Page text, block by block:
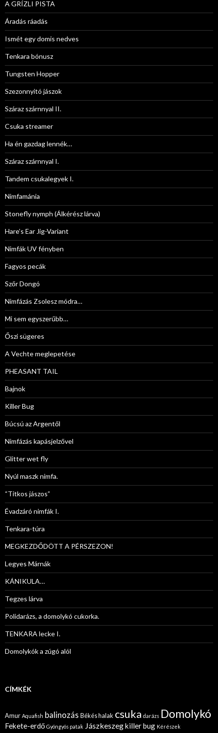
A GRÍZLI PISTA
Áradás ráadás
Ismét egy domis nedves
Tenkara bónusz
Tungsten Hopper
Szezonnyitó jászok
Száraz szárnnyal II.
Csuka streamer
Ha én gazdag lennék…
Száraz szárnnyal I.
Tandem csukalegyek I.
Nimfamánia
Stonefly nymph (Álkérész lárva)
Hare’s Ear Jig-Variant
Nimfák UV fényben
Fagyos pecák
Szőr Dongó
Nimfázás Zsolesz módra…
Mi sem egyszerűbb…
Őszi sügeres
A Vechte meglepetése
PHEASANT TAIL
Bajnok
Killer Bug
Búcsú az Argentől
Nimfázás kapásjelzővel
Glitter wet fly
Nyúl maszk nimfa.
“Titkos jászos”
Évadzáró nimfák I.
Tenkara-túra
MEGKEZDŐDÖTT A PÉRSZEZON!
Legyes Márnák
KÁNIKULA…
Tegzes lárva
Polidarázs, a domolykó cukorka.
TENKARA lecke I.
Domolykók a zúgó alól
CÍMKÉK
Amur Aquafish balinozás Békés halak csuka darázs Domolykó
Fekete-erdő Gyöngyös patak Jászkeszegkiller bug Kérészek